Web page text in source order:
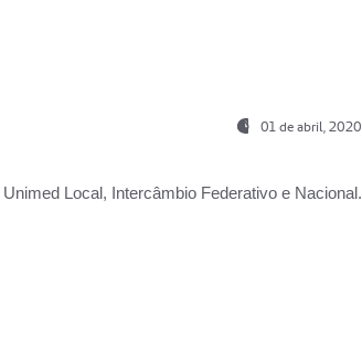
01 de abril, 2020
Unimed Local, Intercâmbio Federativo e Nacional.